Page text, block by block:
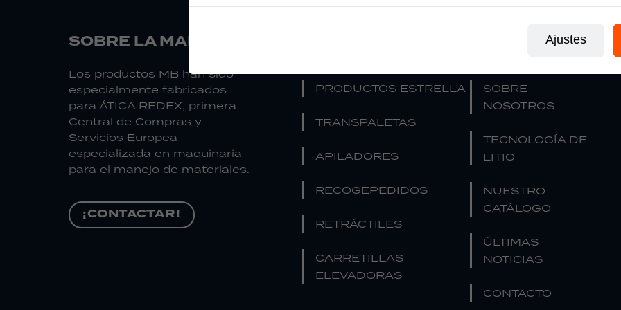
SOBRE LA MARCA
Los productos MB han sido
especialmente fabricados
para ÁTICA REDEX, primera
Central de Compras y
Servicios Europea
especializada en maquinaria
para el manejo de materiales.
¡CONTACTAR!
PRODUCTOS ESTRELLA
TRANSPALETAS
APILADORES
RECOGEPEDIDOS
RETRÁCTILES
CARRETILLAS
ELEVADORAS
EMPRESA
SOBRE
NOSOTROS
TECNOLOGÍA DE
LITIO
NUESTRO
CATÁLOGO
ÚLTIMAS
NOTICIAS
CONTACTO
Ajustes